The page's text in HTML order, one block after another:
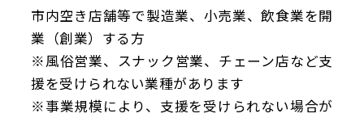
市内空き店舗等で製造業、小売業、飲食業を開
業（創業）する方
※風俗営業、スナック営業、チェーン店など支
援を受けられない業種があります
※事業規模により、支援を受けられない場合が